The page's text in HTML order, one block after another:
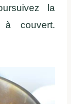
la
couvert.